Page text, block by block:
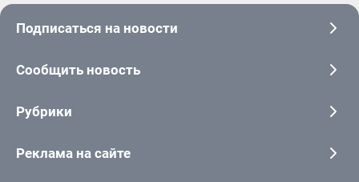
Подписаться на новости
Сообщить новость
Рубрики
Реклама на сайте